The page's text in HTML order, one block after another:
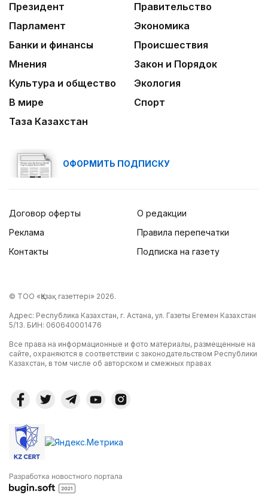
Президент
Правительство
Парламент
Экономика
Банки и финансы
Происшествия
Мнения
Закон и Порядок
Культура и общество
Экология
В мире
Спорт
Таза Казахстан
ОФОРМИТЬ ПОДПИСКУ
Договор оферты
Реклама
Контакты
О редакции
Правила перепечатки
Подписка на газету
© ТОО «Қазақ газеттері» 2026.
Адрес: Республика Казахстан, г. Астана, ул. Газеты Егемен Казахстан
5/13. БИН: 060640001476
Все права на информационные и фото материалы, размещенные на
сайте, охраняются в соответствии с законодательством Республики
Казахстан, в том числе об авторском и смежных правах